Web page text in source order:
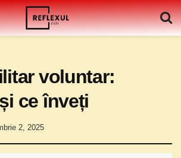
voluntar:
ce înveți
2, 2025